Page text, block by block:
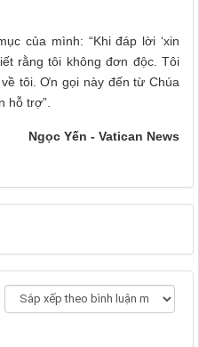
của mình: “Khi đáp lời ‘xin
rằng tôi không đơn độc. Tôi
tôi. Ơn gọi này đến từ Chúa
hỗ trợ”.
Ngọc Yến - Vatican News